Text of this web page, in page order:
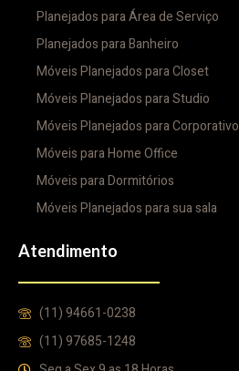
Planejados para Área de Serviço
Planejados para Banheiro
Móveis Planejados para Closet
Móveis Planejados para Studio
Móveis Planejados para Corporativo
Móveis para Home Office
Móveis para Dormitórios
Móveis Planejados para sua sala
Atendimento
(11) 94661-0238
(11) 97685-1248